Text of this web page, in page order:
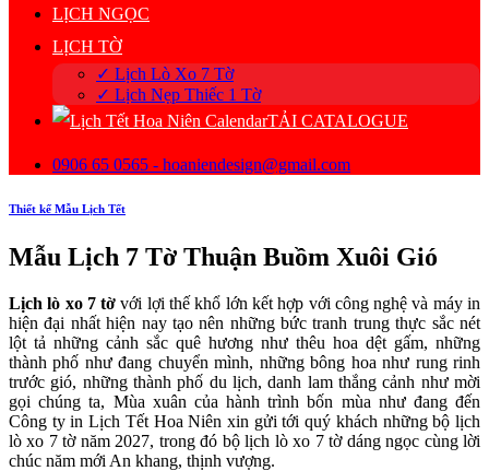
LỊCH NGỌC
LỊCH TỜ
✓ Lịch Lò Xo 7 Tờ
✓ Lịch Nẹp Thiếc 1 Tờ
TẢI CATALOGUE
0906 65 0565 - hoaniendesign@gmail.com
Thiết kế Mẫu Lịch Tết
Mẫu Lịch 7 Tờ Thuận Buồm Xuôi Gió
Lịch lò xo 7 tờ với lợi thế khổ lớn kết hợp với công nghệ và máy in
hiện đại nhất hiện nay tạo nên những bức tranh trung thực sắc nét
lột tả những cảnh sắc quê hương như thêu hoa dệt gấm, những
thành phố như đang chuyển mình, những bông hoa như rung rinh
trước gió, những thành phố du lịch, danh lam thắng cảnh như mời
gọi chúng ta, Mùa xuân của hành trình bốn mùa như đang đến
Công ty in Lịch Tết Hoa Niên xin gửi tới quý khách những bộ lịch
lò xo 7 tờ năm 2027, trong đó bộ lịch lò xo 7 tờ dáng ngọc cùng lời
chúc năm mới An khang, thịnh vượng.